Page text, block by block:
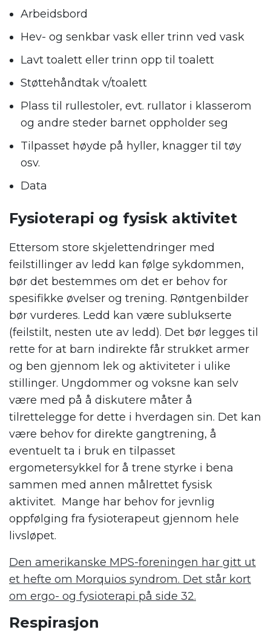
Arbeidsbord
Hev- og senkbar vask eller trinn ved vask
Lavt toalett eller trinn opp til toalett
Støttehåndtak v/toalett
Plass til rullestoler, evt. rullator i klasserom
og andre steder barnet oppholder seg
Tilpasset høyde på hyller, knagger til tøy
osv.
Data
Fysioterapi og fysisk aktivitet
Ettersom store skjelettendringer med
feilstillinger av ledd kan følge sykdommen,
bør det bestemmes om det er behov for
spesifikke øvelser og trening. Røntgenbilder
bør vurderes. Ledd kan være sublukserte
(feilstilt, nesten ute av ledd). Det bør legges til
rette for at barn indirekte får strukket armer
og ben gjennom lek og aktiviteter i ulike
stillinger. Ungdommer og voksne kan selv
være med på å diskutere måter å
tilrettelegge for dette i hverdagen sin. Det kan
være behov for direkte gangtrening, å
eventuelt ta i bruk en tilpasset
ergometersykkel for å trene styrke i bena
sammen med annen målrettet fysisk
aktivitet. Mange har behov for jevnlig
oppfølging fra fysioterapeut gjennom hele
livsløpet.
Den amerikanske MPS-foreningen har gitt ut
et hefte om Morquios syndrom. Det står kort
om ergo- og fysioterapi på side 32.
Respirasjon